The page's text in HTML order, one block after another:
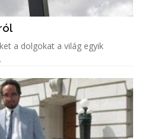
a dolgokat a világ egyik